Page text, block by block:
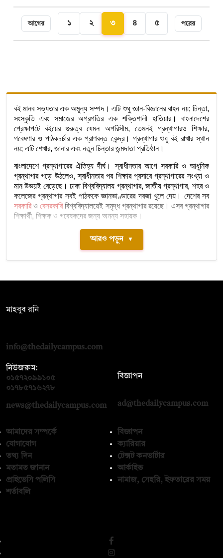
আগের ১ ২ ৩ ৪ ৫ পরের
বই মানব সভ্যতার এক অমূল্য সম্পদ। এটি শুধু জ্ঞান-বিজ্ঞানের বাহন নয়; চিন্তা,
সংস্কৃতি এবং সমাজের অগ্রগতির এক শক্তিশালী হাতিয়ার। বাংলাদেশের
প্রেক্ষাপটে বইয়ের গুরুত্ব যেমন অপরিসীম, তেমনই গ্রন্থাগারও শিক্ষার,
গবেষণার ও পাঠকচর্চার এক প্রাণবন্ত কেন্দ্র। গ্রন্থাগার শুধু বই রাখার স্থান
নয়; এটি শেখার, জানার এবং নতুন চিন্তার জন্মদাতা প্রতিষ্ঠান।
বাংলাদেশে গ্রন্থাগারের ঐতিহ্য দীর্ঘ। স্বাধীনতার আগে সরকারি ও আধুনিক
গ্রন্থাগার গড়ে উঠলেও, স্বাধীনতার পর শিক্ষার প্রসারে গ্রন্থাগারের সংখ্যা ও
মান উভয়ই বেড়েছে। ঢাকা বিশ্ববিদ্যালয় গ্রন্থাগার, জাতীয় গ্রন্থাগার, শহর ও
কলেজের গ্রন্থাগার সবই পাঠককে জ্ঞানভাণ্ডারের দরজা খুলে দেয়। দেশের সব
সরকারিওবেসরকারিবিশ্ববিদ্যালয়েই সমৃদ্ধ গ্রন্থাগার রয়েছে। এসব গ্রন্থাগার
শিক্ষার্থী, শিক্ষক ও গবেষকদের জন্য অনন্য সহায়ক।
আরও পড়ুন ▼
মাহবুব রনি
info@thedailycampus.com
নিউজরুম:
০১৫৭২০৯৯১০৫
০১৭৮৫৭১৬২৭৮
news@thedailycampus.com
বিজ্ঞাপন
ad@thedailycampus.com
আমাদের সম্পর্কে
যোগাযোগ
তথ্য দিন
মতামত জানান
প্রাইভেসি পলিসি
শর্তাবলি
বিজ্ঞাপন
ক্যারিয়ার
টেক্সট কনভার্টার
আর্কাইভ
নামাজ, সেহরি, ইফতারের সময়